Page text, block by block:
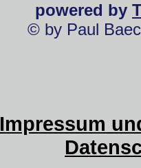
powered by
© by Paul
Impressum